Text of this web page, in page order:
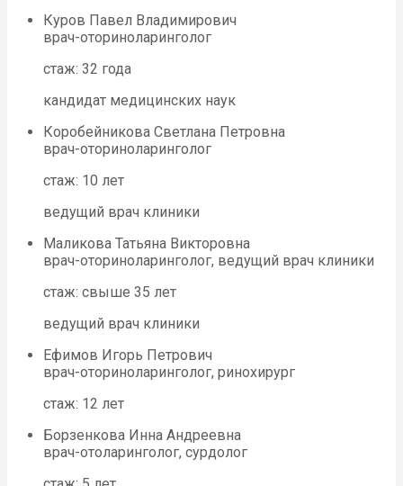
Куров Павел Владимирович
врач-оториноларинголог
стаж: 32 года
кандидат медицинских наук
Коробейникова Светлана Петровна
врач-оториноларинголог
стаж: 10 лет
ведущий врач клиники
Маликова Татьяна Викторовна
врач-оториноларинголог, ведущий врач клиники
стаж: свыше 35 лет
ведущий врач клиники
Ефимов Игорь Петрович
врач-оториноларинголог, ринохирург
стаж: 12 лет
Борзенкова Инна Андреевна
врач-отоларинголог, сурдолог